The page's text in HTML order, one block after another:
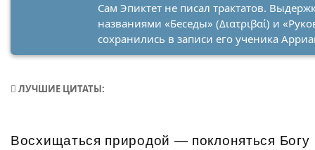
Сам Эпиктет не писал трактатов.
названиями «Беседы» (Διατριβαί) и
сохранились в записи его ученика
ЛУЧШИЕ ЦИТАТЫ:
Восхищаться природой — поклоняться Богу